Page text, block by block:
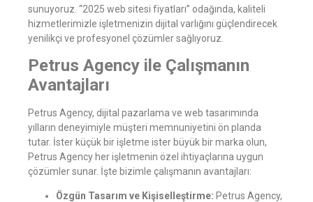
sunuyoruz. “2025 web sitesi fiyatları” odağında, kaliteli
hizmetlerimizle işletmenizin dijital varlığını güçlendirecek
yenilikçi ve profesyonel çözümler sağlıyoruz.
Petrus Agency ile Çalışmanın
Avantajları
Petrus Agency, dijital pazarlama ve web tasarımında
yılların deneyimiyle müşteri memnuniyetini ön planda
tutar. İster küçük bir işletme ister büyük bir marka olun,
Petrus Agency her işletmenin özel ihtiyaçlarına uygun
çözümler sunar. İşte bizimle çalışmanın avantajları:
Özgün Tasarım ve Kişiselleştirme: Petrus Agency,